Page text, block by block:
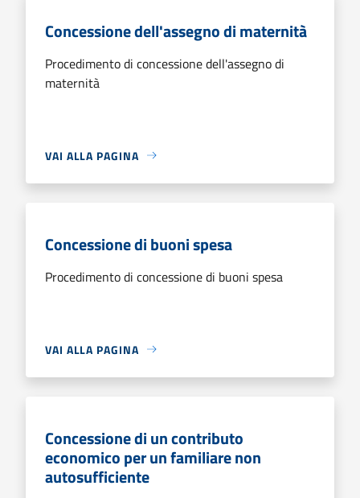
Concessione dell'assegno di maternità
Procedimento di concessione dell'assegno di
maternità
VAI ALLA PAGINA
Concessione di buoni spesa
Procedimento di concessione di buoni spesa
VAI ALLA PAGINA
Concessione di un contributo
economico per un familiare non
autosufficiente